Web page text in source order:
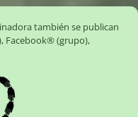
también se publican
, Facebook® (grupo),